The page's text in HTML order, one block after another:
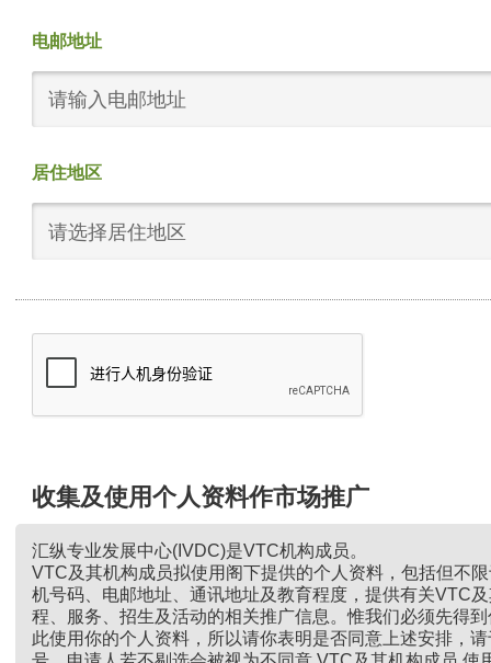
电邮地址
居住地区
请选择居住地区
收集及使用个人资料作市场推广
汇纵专业发展中心(IVDC)是VTC机构成员。
VTC及其机构成员拟使用阁下提供的个人资料，包括但不
机号码、电邮地址、通讯地址及教育程度，提供有关VTC
程、服务、招生及活动的相关推广信息。惟我们必须先得
此使用你的个人资料，所以请你表明是否同意上述安排，